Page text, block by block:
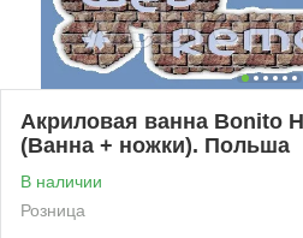
Акриловая ванна Bonito
(Ванна + ножки). Польша
В наличии
Розница